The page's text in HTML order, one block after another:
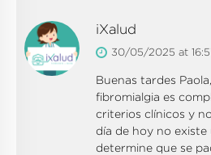
iXalud
30/05/2025 at
Buenas tardes
fibromialgia es
criterios clínicos y
día de hoy no
determine que se